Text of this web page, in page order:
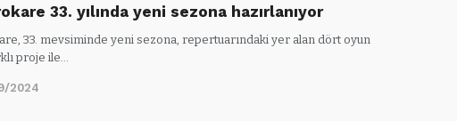
33. yılında yeni sezona hazırlanıyor
33. mevsiminde yeni sezona, repertuarındaki yer alan dört oyun
proje ile…
2024